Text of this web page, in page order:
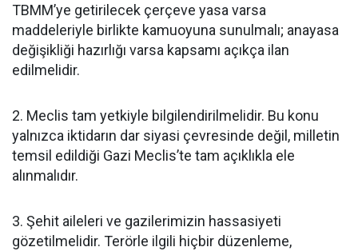
TBMM’ye getirilecek çerçeve yasa varsa
maddeleriyle birlikte kamuoyuna sunulmalı; anayasa
değişikliği hazırlığı varsa kapsamı açıkça ilan
edilmelidir.
2. Meclis tam yetkiyle bilgilendirilmelidir. Bu konu
yalnızca iktidarın dar siyasi çevresinde değil, milletin
temsil edildiği Gazi Meclis’te tam açıklıkla ele
alınmalıdır.
3. Şehit aileleri ve gazilerimizin hassasiyeti
gözetilmelidir. Terörle ilgili hiçbir düzenleme,